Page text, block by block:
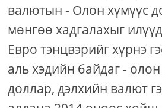
валютын - Олон хүмүүс
мөнгөө хадгалахыг
Евро тэнцвэрийг хүрнэ
аль хэдийн байдаг -
доллар, дэлхийн валют